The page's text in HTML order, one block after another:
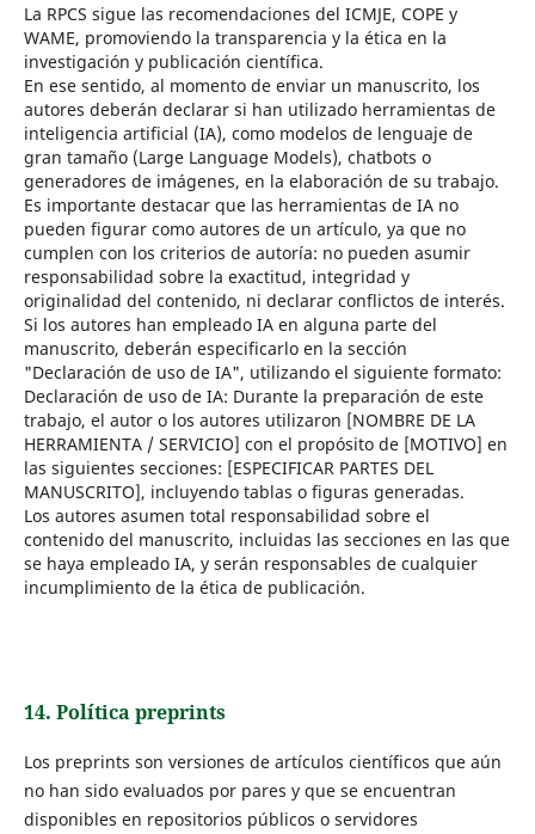
La RPCS sigue las recomendaciones del ICMJE, COPE y
WAME, promoviendo la transparencia y la ética en la
investigación y publicación científica.
En ese sentido, al momento de enviar un manuscrito, los
autores deberán declarar si han utilizado herramientas de
inteligencia artificial (IA), como modelos de lenguaje de
gran tamaño (Large Language Models), chatbots o
generadores de imágenes, en la elaboración de su trabajo.
Es importante destacar que las herramientas de IA no
pueden figurar como autores de un artículo, ya que no
cumplen con los criterios de autoría: no pueden asumir
responsabilidad sobre la exactitud, integridad y
originalidad del contenido, ni declarar conflictos de interés.
Si los autores han empleado IA en alguna parte del
manuscrito, deberán especificarlo en la sección
"Declaración de uso de IA", utilizando el siguiente formato:
Declaración de uso de IA: Durante la preparación de este
trabajo, el autor o los autores utilizaron [NOMBRE DE LA
HERRAMIENTA / SERVICIO] con el propósito de [MOTIVO] en
las siguientes secciones: [ESPECIFICAR PARTES DEL
MANUSCRITO], incluyendo tablas o figuras generadas.
Los autores asumen total responsabilidad sobre el
contenido del manuscrito, incluidas las secciones en las que
se haya empleado IA, y serán responsables de cualquier
incumplimiento de la ética de publicación.
14. Política preprints
Los preprints son versiones de artículos científicos que aún
no han sido evaluados por pares y que se encuentran
disponibles en repositorios públicos o servidores